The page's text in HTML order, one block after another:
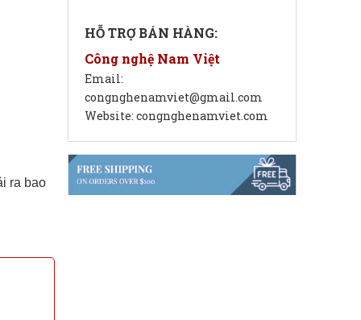
ra bao
HỖ TRỢ BÁN HÀNG:
Công nghệ Nam Việt
Email:
congnghenamviet@gmail.com
Website: congnghenamviet.com